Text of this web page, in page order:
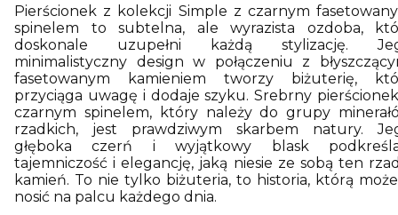
Pierścionek z kolekcji Simple z czarnym
spinelem to subtelna, ale wyrazista ozdoba,
doskonale uzupełni każdą stylizację.
minimalistyczny design w połączeniu z
fasetowanym kamieniem tworzy biżuterię,
przyciąga uwagę i dodaje szyku. Srebrny
czarnym spinelem, który należy do grupy
rzadkich, jest prawdziwym skarbem natury.
głęboka czerń i wyjątkowy blask
tajemniczość i elegancję, jaką niesie ze sobą ten
kamień. To nie tylko biżuteria, to historia, którą
nosić na palcu każdego dnia.